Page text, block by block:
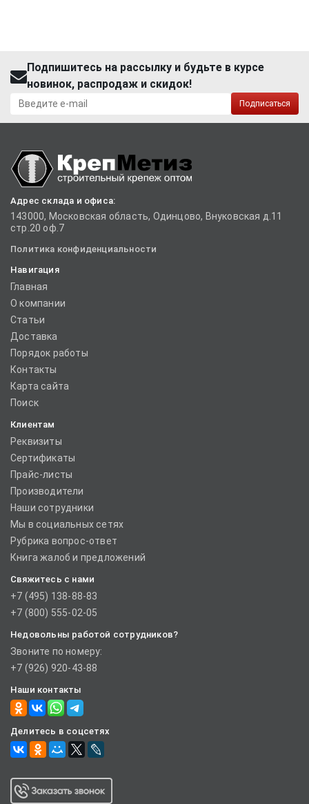
Подпишитесь на рассылку и будьте в курсе
новинок, распродаж и скидок!
Подписаться
Адрес склада и офиса:
143000, Московская область, Одинцово, Внуковская д.11
стр.20 оф.7
Политика конфиденциальности
Навигация
Главная
О компании
Статьи
Доставка
Порядок работы
Контакты
Карта сайта
Поиск
Клиентам
Реквизиты
Сертификаты
Прайс-листы
Производители
Наши сотрудники
Мы в социальных сетях
Рубрика вопрос-ответ
Книга жалоб и предложений
Свяжитесь с нами
+7 (495) 138-88-83
+7 (800) 555-02-05
Недовольны работой сотрудников?
Звоните по номеру:
+7 (926) 920-43-88
Наши контакты
Делитесь в соцсетях